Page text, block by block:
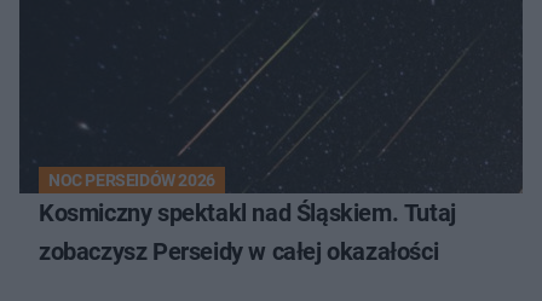
NOC PERSEIDÓW 2026
Kosmiczny spektakl nad Śląskiem. Tutaj
zobaczysz Perseidy w całej okazałości